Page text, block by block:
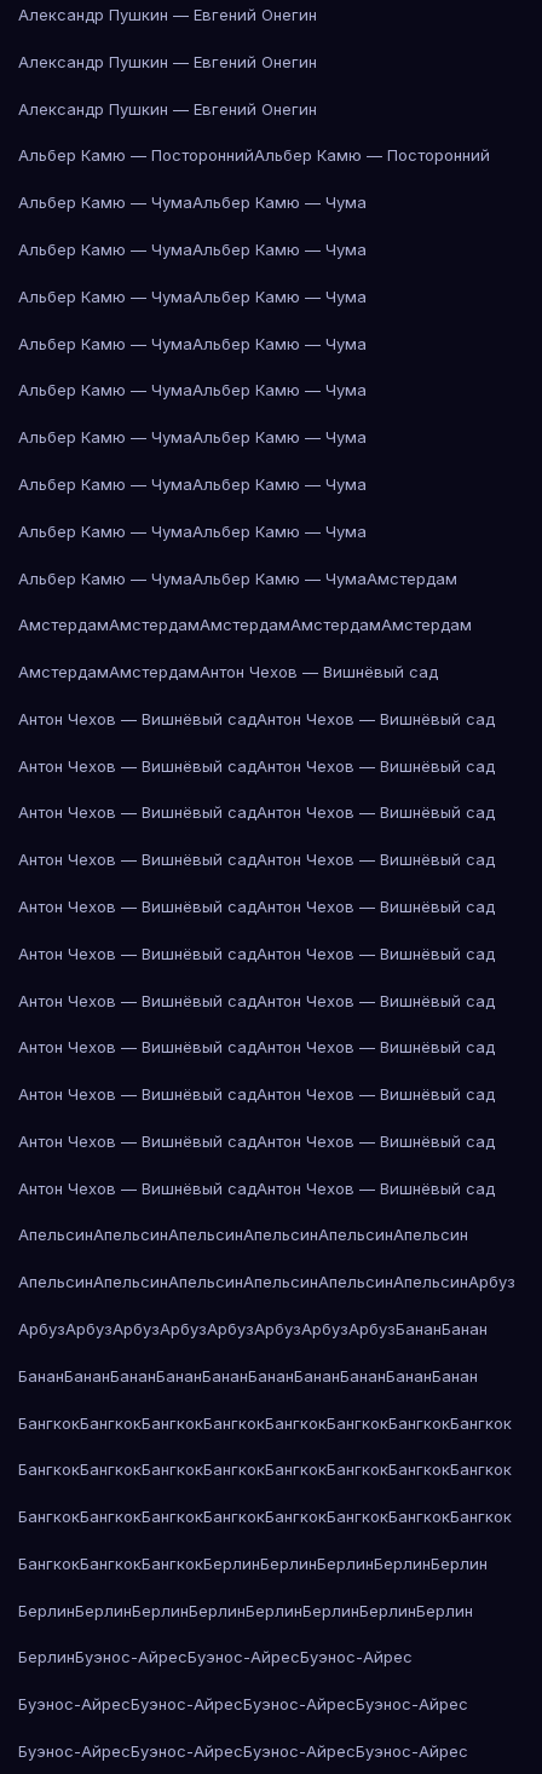
Александр Пушкин — Евгений Онегин
Александр Пушкин — Евгений Онегин
Александр Пушкин — Евгений Онегин
Альбер Камю — ПостороннийАльбер Камю — Посторонний
Альбер Камю — ЧумаАльбер Камю — Чума
Альбер Камю — ЧумаАльбер Камю — Чума
Альбер Камю — ЧумаАльбер Камю — Чума
Альбер Камю — ЧумаАльбер Камю — Чума
Альбер Камю — ЧумаАльбер Камю — Чума
Альбер Камю — ЧумаАльбер Камю — Чума
Альбер Камю — ЧумаАльбер Камю — Чума
Альбер Камю — ЧумаАльбер Камю — Чума
Альбер Камю — ЧумаАльбер Камю — ЧумаАмстердам
АмстердамАмстердамАмстердамАмстердамАмстердам
АмстердамАмстердамАнтон Чехов — Вишнёвый сад
Антон Чехов — Вишнёвый садАнтон Чехов — Вишнёвый сад
Антон Чехов — Вишнёвый садАнтон Чехов — Вишнёвый сад
Антон Чехов — Вишнёвый садАнтон Чехов — Вишнёвый сад
Антон Чехов — Вишнёвый садАнтон Чехов — Вишнёвый сад
Антон Чехов — Вишнёвый садАнтон Чехов — Вишнёвый сад
Антон Чехов — Вишнёвый садАнтон Чехов — Вишнёвый сад
Антон Чехов — Вишнёвый садАнтон Чехов — Вишнёвый сад
Антон Чехов — Вишнёвый садАнтон Чехов — Вишнёвый сад
Антон Чехов — Вишнёвый садАнтон Чехов — Вишнёвый сад
Антон Чехов — Вишнёвый садАнтон Чехов — Вишнёвый сад
Антон Чехов — Вишнёвый садАнтон Чехов — Вишнёвый сад
АпельсинАпельсинАпельсинАпельсинАпельсинАпельсин
АпельсинАпельсинАпельсинАпельсинАпельсинАпельсинАрбуз
АрбузАрбузАрбузАрбузАрбузАрбузАрбузАрбузБананБанан
БананБананБананБананБананБананБананБананБананБанан
БангкокБангкокБангкокБангкокБангкокБангкокБангкокБангкок
БангкокБангкокБангкокБангкокБангкокБангкокБангкокБангкок
БангкокБангкокБангкокБангкокБангкокБангкокБангкокБангкок
БангкокБангкокБангкокБерлинБерлинБерлинБерлинБерлин
БерлинБерлинБерлинБерлинБерлинБерлинБерлинБерлин
БерлинБуэнос-АйресБуэнос-АйресБуэнос-Айрес
Буэнос-АйресБуэнос-АйресБуэнос-АйресБуэнос-Айрес
Буэнос-АйресБуэнос-АйресБуэнос-АйресБуэнос-Айрес